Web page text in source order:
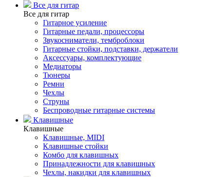
Все для гитар
Все для гитар
Гитарное усиление
Гитарные педали, процессоры
Звукосниматели, темброблоки
Гитарные стойки, подставки, держатели
Аксессуары, комплектующие
Медиаторы
Тюнеры
Ремни
Чехлы
Струны
Беспроводные гитарные системы
Клавишные
Клавишные
Клавишные, MIDI
Клавишные стойки
Комбо для клавишных
Принадлежности для клавишных
Чехлы, накидки для клавишных